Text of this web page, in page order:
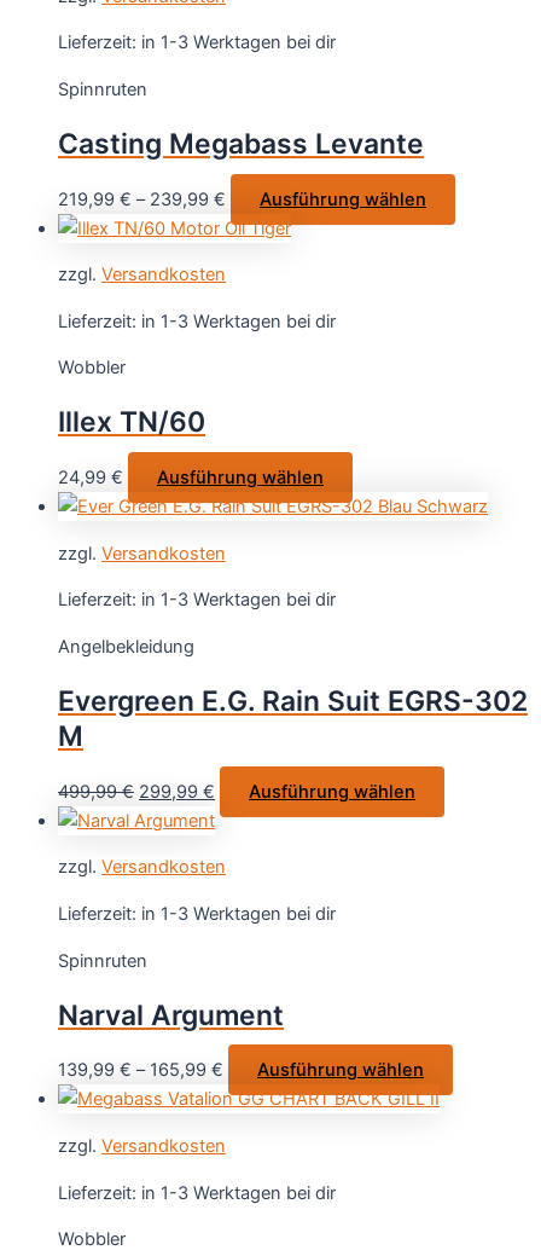
15,99 €11,99 €.
können
auf
der
Lieferzeit: in 1-3 Werktagen bei dir
Spinnruten
Casting Megabass Levante
219,99 € – 239,99 € Ausführung wählen
Produkt
zzgl. Versandkosten
Lieferzeit: in 1-3 Werktagen bei dir
Wobbler
Illex TN/60
24,99 € Ausführung wählen
Produkt
können
der
Produktseite
zzgl. Versandkosten
Lieferzeit: in 1-3 Werktagen bei dir
Angelbekleidung
Evergreen E.G. Rain Suit EGRS-302
M
499,99€ Ursprünglicher
Preis
499,99 €
299,99 € Aktueller
Preis
299,99 €.
Ausführung wählen
Produkt
auf
zzgl. Versandkosten
Lieferzeit: in 1-3 Werktagen bei dir
Spinnruten
Narval Argument
139,99 € – 165,99 € Ausführung wählen
Produkt
zzgl. Versandkosten
Lieferzeit: in 1-3 Werktagen bei dir
Wobbler